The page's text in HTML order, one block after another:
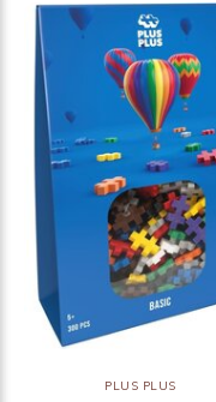
PLUS PLUS